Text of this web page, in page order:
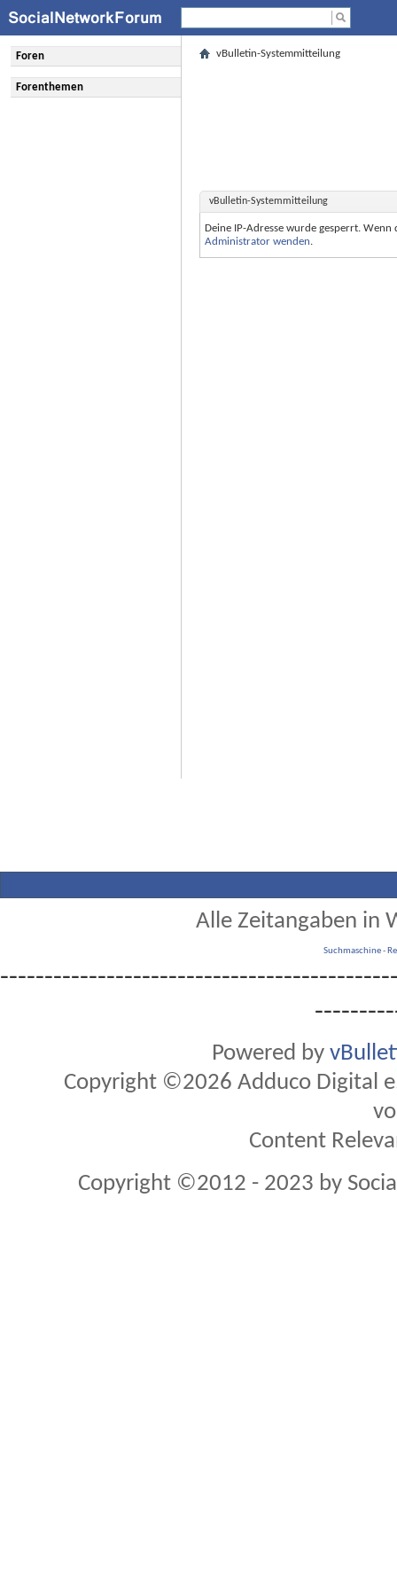
Foren
Forenthemen
vBulletin-Systemmitteilung
vBulletin-Systemmitteilung
Deine IP-Adresse wurde gesperrt.
Administrator wenden.
Alle Zeitangaben in
Suchmaschine-
Powered by
Copyright ©2026 Adduco Digital
Content
Copyright ©2012 - 2023 by